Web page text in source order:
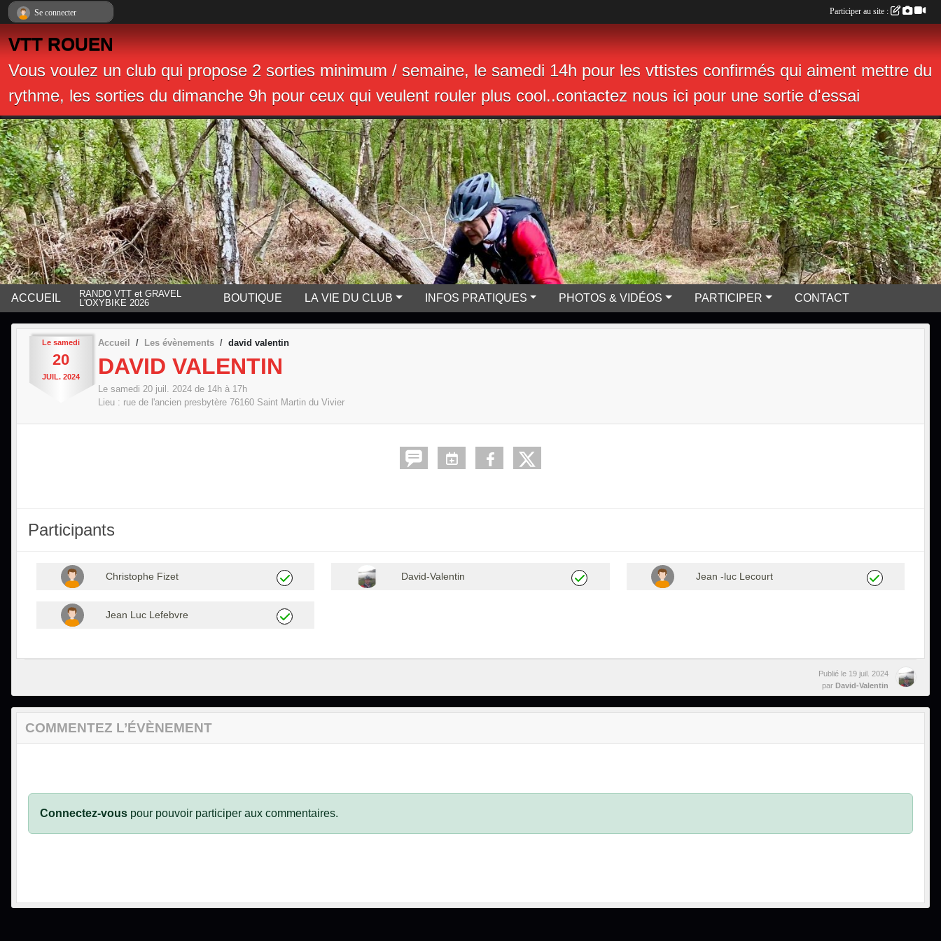
VTT ROUEN
Vous voulez un club qui propose 2 sorties minimum / semaine, le samedi 14h pour les vttistes confirmés qui aiment mettre du
rythme, les sorties du dimanche 9h pour ceux qui veulent rouler plus cool..contactez nous ici pour une sortie d'essai
ACCUEIL
RANDO VTT et GRAVEL
L'OXYBIKE 2026
BOUTIQUE LA VIE DU CLUB INFOS PRATIQUES PHOTOS & VIDÉOS PARTICIPER CONTACT
Le samedi
20
JUIL. 2024
Accueil Les évènements david valentin
DAVID VALENTIN
Le samedi 20 juil. 2024 de 14h à 17h
Lieu : rue de l'ancien presbytère 76160 Saint Martin du Vivier
Participants
Christophe Fizet David-Valentin Jean -luc Lecourt
Jean Luc Lefebvre
Publié le 19 juil. 2024
par David-Valentin
COMMENTEZ L’ÉVÈNEMENT
Connectez-vous pour pouvoir participer aux commentaires.
Se connecter Participer au site :
Panneau de gestion des cookies